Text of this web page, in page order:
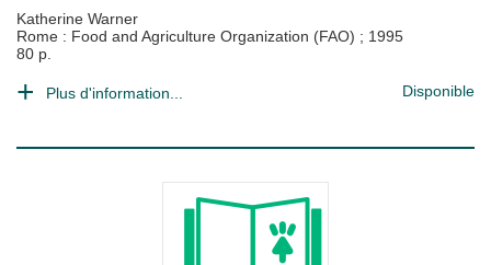
Katherine Warner
Rome : Food and Agriculture Organization (FAO) ; 1995
80 p.
Plus d'information... Disponible